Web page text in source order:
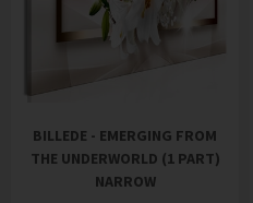
BILLEDE - EMERGING FROM
THE UNDERWORLD (1 PART)
NARROW